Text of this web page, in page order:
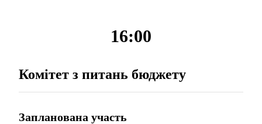
16:00
Комітет з питань бюджету
Запланована участь